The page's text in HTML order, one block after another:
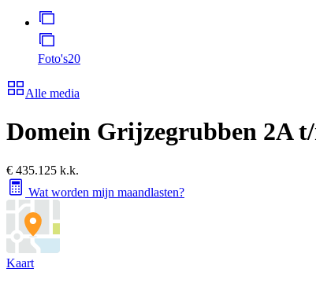
Foto's20
Alle media
Domein Grijzegrubben 2A
€ 435.125 k.k.
Wat worden mijn maandlasten?
Kaart